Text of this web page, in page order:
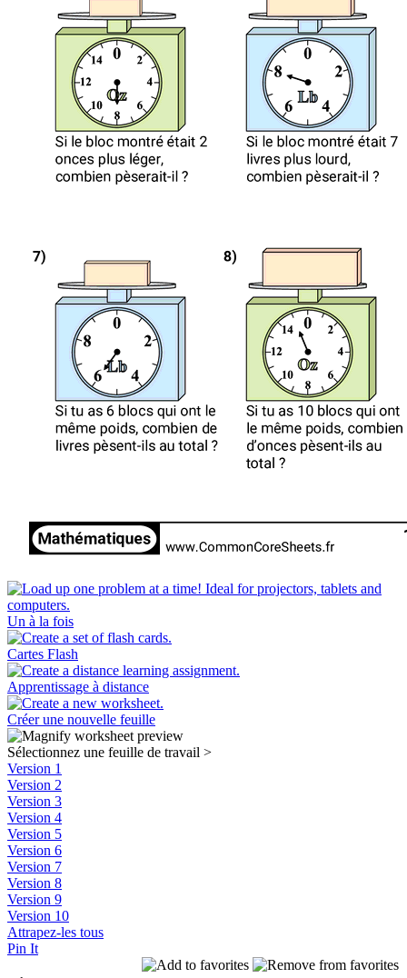
Un à la fois
Cartes Flash
Apprentissage à distance
Créer une nouvelle feuille
Sélectionnez une feuille de travail >
Version 1
Version 2
Version 3
Version 4
Version 5
Version 6
Version 7
Version 8
Version 9
Version 10
Attrapez-les tous
Pin It